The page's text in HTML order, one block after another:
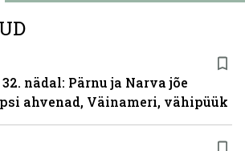
nädal: Pärnu ja Narva jõe
ahvenad, Väinameri, vähipüük